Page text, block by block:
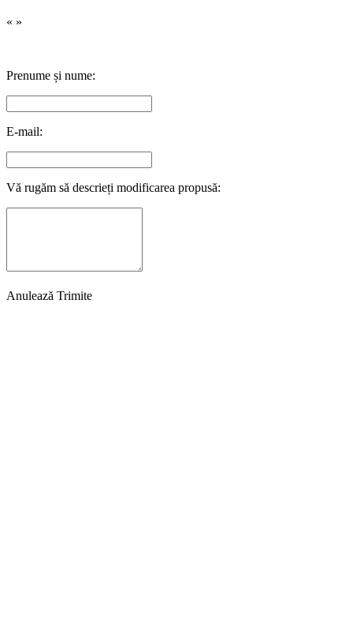
« »
Prenume și nume:
E-mail:
Vă rugăm să descrieți modificarea propusă:
Anulează Trimite